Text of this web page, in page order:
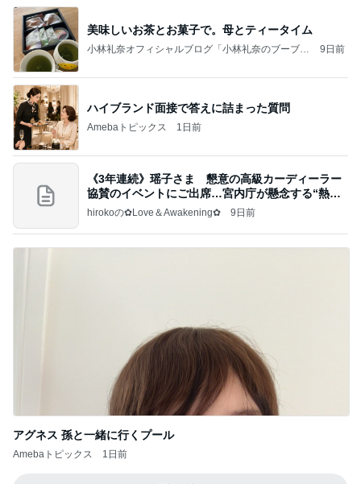
美味しいお茶とお菓子で。母とティータイム
小林礼奈オフィシャルブログ「小林礼奈のブーブー
9日前
ハイブランド面接で答えに詰まった質問
Amebaトピックス 1日前
《3年連続》瑶子さま 懇意の高級カーディーラー
協賛のイベントにご出席…宮内庁が懸念する“熱心
すぎ
hirokoの✿Love＆Awakening✿ 9日前
アグネス 孫と一緒に行くプール
Amebaトピックス 1日前